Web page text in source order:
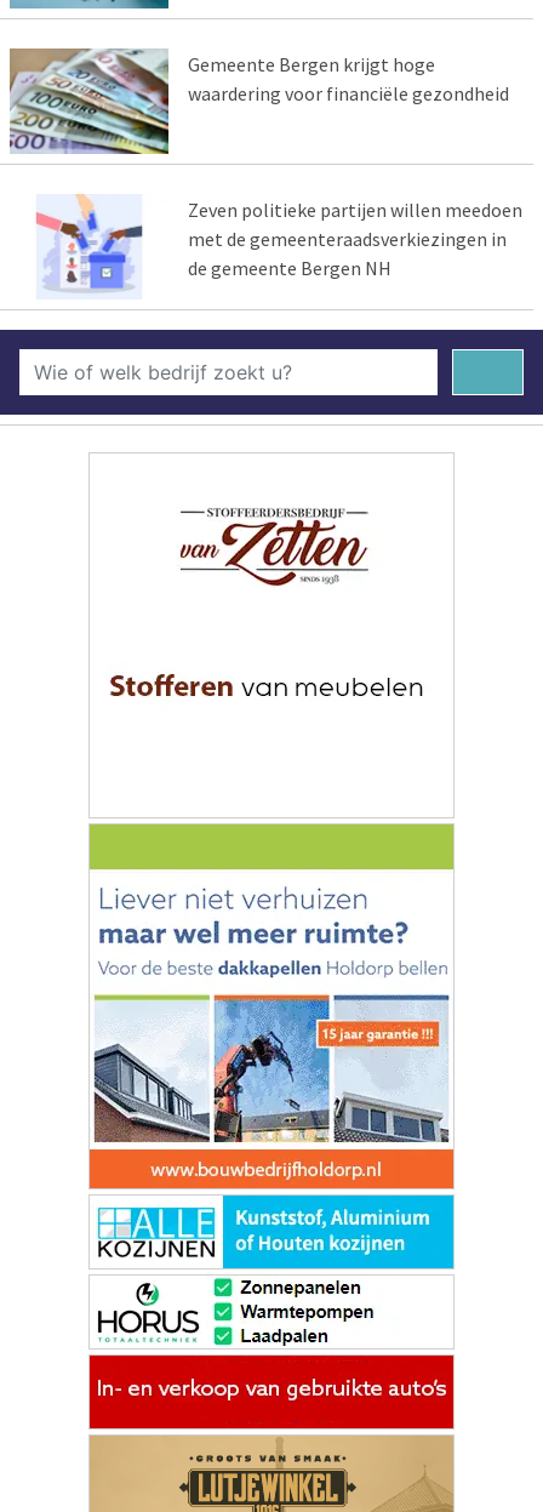
Gemeente Bergen krijgt hoge
waardering voor financiële gezondheid
Zeven politieke partijen willen meedoen
met de gemeenteraadsverkiezingen in
de gemeente Bergen NH